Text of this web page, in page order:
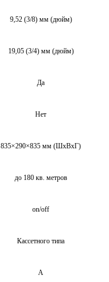
9,52 (3/8) мм (дюйм)
19,05 (3/4) мм (дюйм)
Да
Нет
835×290×835 мм (ШхВхГ)
до 180 кв. метров
on/off
Кассетного типа
А